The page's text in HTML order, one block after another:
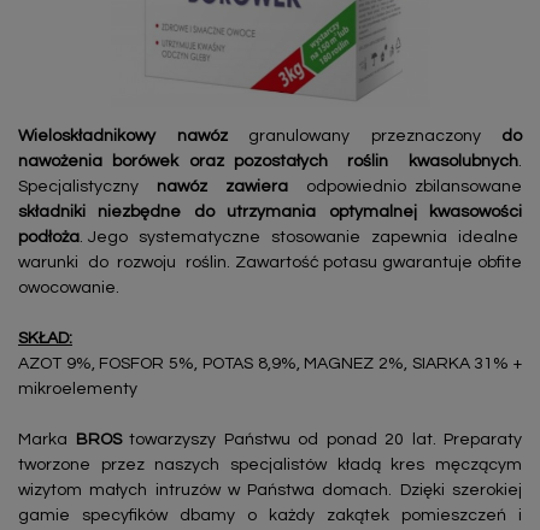
Wieloskładnikowy nawózgranulowany przeznaczony do
nawożenia borówek oraz pozostałych roślin kwasolubnych.
Specjalistyczny nawóz zawiera
odpowiednio zbilansowane
składniki
niezbędne do utrzymania optymalnej kwasowości
podłoża. Jego systematyczne stosowanie zapewnia idealne
warunki do rozwoju roślin. Zawartość potasu gwarantuje obfite
owocowanie.
SKŁAD:
AZOT 9%, FOSFOR 5%, POTAS 8,9%, MAGNEZ 2%, SIARKA 31% +
mikroelementy
Marka BROS towarzyszy Państwu od ponad 20 lat. Preparaty
tworzone przez naszych specjalistów kładą kres męczącym
wizytom małych intruzów w Państwa domach. Dzięki szerokiej
gamie specyfików dbamy o każdy zakątek pomieszczeń i